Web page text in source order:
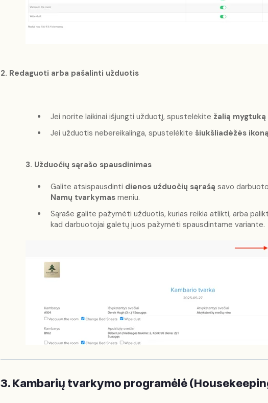
2. Redaguoti arba pašalinti užduotis
Jei norite laikinai išjungti užduotį, spustelėkite žalią mygtuką
Jei užduotis nebereikalinga, spustelėkite šiukšliadėžės ikoną
3. Užduočių sąrašo spausdinimas
Galite atsispausdinti dienos užduočių sąrašą savo
Namų tvarkymasmeniu.
Sąraše galite pažymėti užduotis, kurias reikia atlikti, arba
kad darbuotojai galėtų juos pažymėti spausdintame variante.
3. Kambarių tvarkymo programėlė